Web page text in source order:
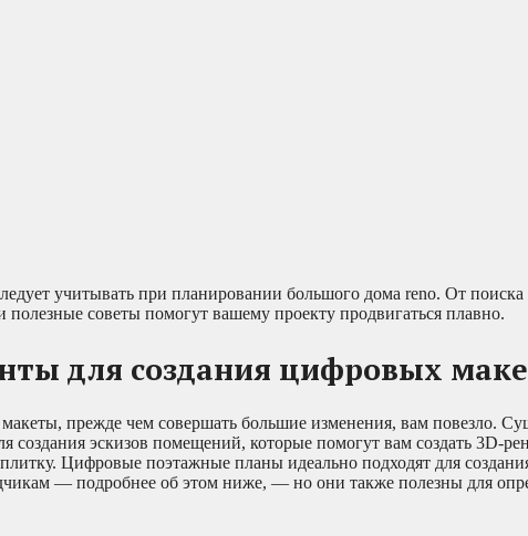
учитывать при планировании большого дома reno. От
советы помогут вашему проекту продвигаться плавно.
для создания цифровых
прежде чем совершать большие изменения, вам повезло.
создания эскизов помещений, которые помогут вам создать 3D-
Цифровые поэтажные планы идеально подходят для
— подробнее об этом ниже, — но они также полезны для